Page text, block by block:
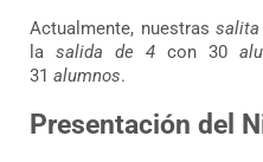
Actualmente, nuestras
la salida de 4con 30
31 alumnos.
Presentación del